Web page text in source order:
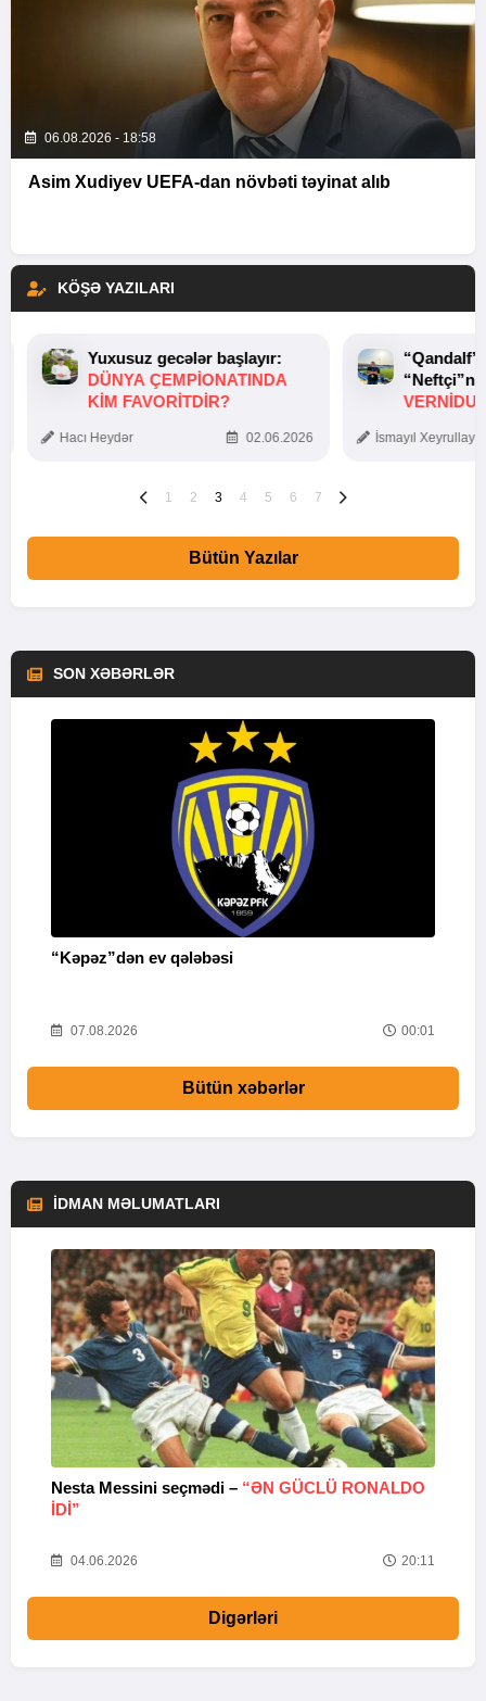
06.08.2026 - 18:58
Asim Xudiyev UEFA-dan növbəti təyinat alıb
KÖŞƏ YAZILARI
Yuxusuz gecələr başlayır:
DÜNYA ÇEMPIONATINDA
KIM FAVORITDIR?
Hacı Heydər 02.06.2026 İsmayıl
1 2 3 4 5 6 7
Bütün Yazılar
SON XƏBƏRLƏR
“Kəpəz”dən ev qələbəsi
07.08.2026 00:01
Bütün xəbərlər
İDMAN MƏLUMATLARI
Nesta Messini seçmədi – “ƏN GÜCLÜ RONALDO
IDI”
04.06.2026 20:11
Digərləri